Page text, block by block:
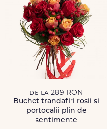
de la 289 RON
Buchet trandafiri rosii si
portocalii plin de
sentimente